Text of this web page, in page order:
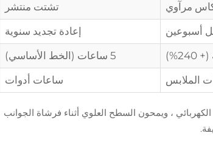
مرآوي
تشتت منتشر
أسبوعين
إعادة تجديد سنوية
5 ساعات (الخط الأساسي)
الملابس ساعات أدوات
، ويمحون السطح العلوي أثناء فرشاة الجوانب